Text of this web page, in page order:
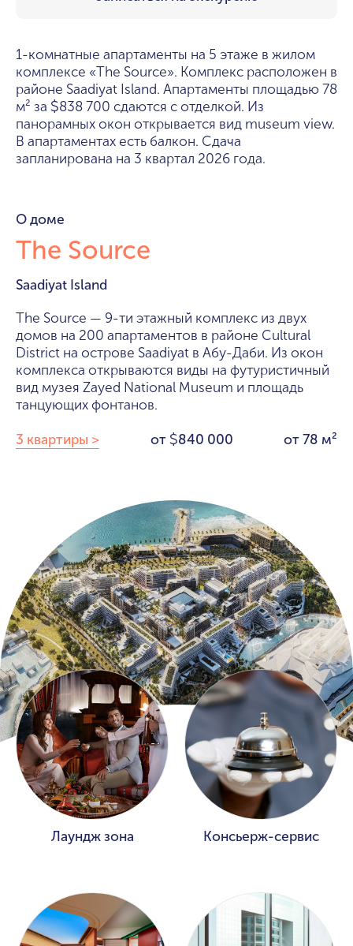
1-комнатные апартаменты на 5 этаже в жилом
комплексе «The Source». Комплекс расположен в
районе Saadiyat Island. Апартаменты площадью 78
м² за $838 700 сдаются с отделкой. Из
панорамных окон открывается вид museum view.
В апартаментах есть балкон. Сдача
запланирована на 3 квартал 2026 года.
О доме
The Source
Saadiyat Island
The Source — 9-ти этажный комплекс из двух
домов на 200 апартаментов в районе Сultural
District на острове Saadiyat в Абу-Даби. Из окон
комплекса открываются виды на футуристичный
вид музея Zayed National Museum и площадь
танцующих фонтанов.
3 квартиры > от $840 000 от 78 м²
Лаундж зона Консьерж-сервис